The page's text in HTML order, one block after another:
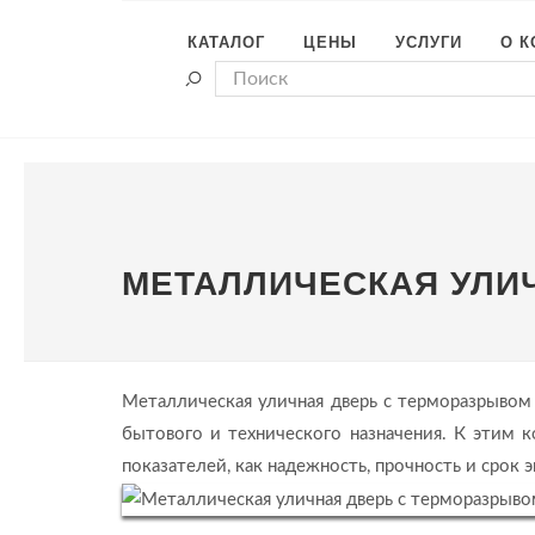
КАТАЛОГ ЦЕНЫ УСЛУГИ О
МЕТАЛЛИЧЕСКАЯ
Металлическая уличная дверь с
бытового и технического назначения. К этим
показателей, как надежность, прочность и срок